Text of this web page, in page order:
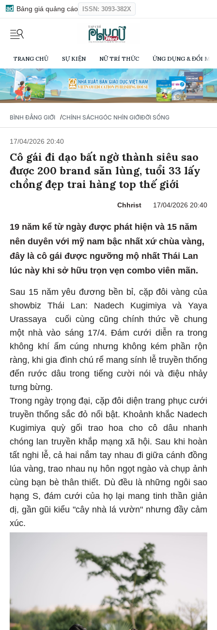
Bảng giá quảng cáo ISSN: 3093-382X
TRANG CHỦ SỰ KIỆN NỮ TRÍ THỨC ỨNG DỤNG & ĐỔI
BÌNH ĐẲNG GIỚI /CHÍNH SÁCHGÓC NHÌN GIỚIĐỜI SỐNG
17/04/2026 20:40
Cô gái đi dạo bất ngờ thành siêu sao
được 200 brand săn lùng, tuổi 33 lấy
chồng đẹp trai hàng top thế giới
Chhrist 17/04/2026 20:40
19 năm kể từ ngày được phát hiện và 15 năm
nên duyên với mỹ nam bậc nhất xứ chùa vàng,
đây là cô gái được ngưỡng mộ nhất Thái Lan
lúc này khi sở hữu trọn vẹn combo viên mãn.
Sau 15 năm yêu đương bền bỉ, cặp đôi vàng của
showbiz Thái Lan: Nadech Kugimiya và Yaya
Urassaya cuối cùng cũng chính thức về chung
một nhà vào sáng 17/4. Đám cưới diễn ra trong
không khí ấm cúng nhưng không kém phần rộn
ràng, khi gia đình chú rể mang sính lễ truyền thống
đến rước dâu trong tiếng cười nói và điệu nhảy
tưng bừng.
Trong ngày trọng đại, cặp đôi diện trang phục cưới
truyền thống sắc đỏ nổi bật. Khoảnh khắc Nadech
Kugimiya quỳ gối trao hoa cho cô dâu nhanh
chóng lan truyền khắp mạng xã hội. Sau khi hoàn
tất nghi lễ, cả hai nắm tay nhau đi giữa cánh đồng
lúa vàng, trao nhau nụ hôn ngọt ngào và chụp ảnh
cùng bạn bè thân thiết. Dù đều là những ngôi sao
hạng S, đám cưới của họ lại mang tinh thần giản
dị, gần gũi kiểu "cây nhà lá vườn" nhưng đầy cảm
xúc.